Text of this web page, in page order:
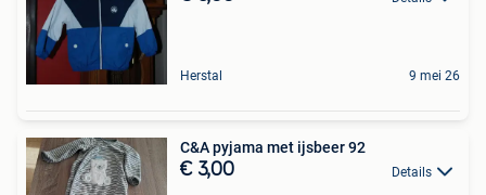
Herstal 9 mei 26
C&A pyjama met ijsbeer 92
€ 3,00 Details